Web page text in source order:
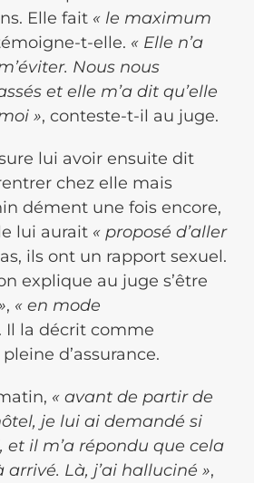
Elle fait « le maximum
t-elle. « Elle n’a
Nous nous
et elle m’a dit qu’elle
», conteste-t-il au juge.
lui avoir ensuite dit
chez elle mais
dément une fois encore,
lui aurait « proposé d’aller
ils ont un rapport sexuel.
explique au juge s’être
, « en mode
. Il la décrit comme
d’assurance.
« avant de partir de
je lui ai demandé si
et il m’a répondu que cela
Là, j’ai halluciné »,